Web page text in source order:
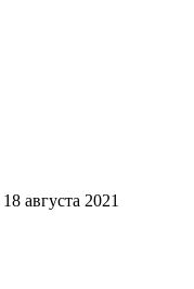
18 августа 2021